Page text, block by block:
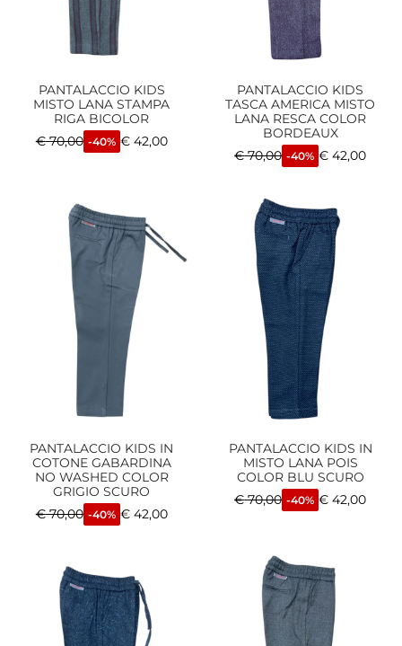
PANTALACCIO KIDS
MISTO LANA STAMPA
RIGA BICOLOR
€70,00 -40% €42,00
PANTALACCIO KIDS
TASCA AMERICA MISTO
LANA RESCA COLOR
BORDEAUX
€70,00 -40% € 42,00
PANTALACCIO KIDS IN
COTONE GABARDINA
NO WASHED COLOR
GRIGIO SCURO
€70,00 -40% €42,00
PANTALACCIO KIDS IN
MISTO LANA POIS
COLOR BLU SCURO
€70,00 -40% € 42,00